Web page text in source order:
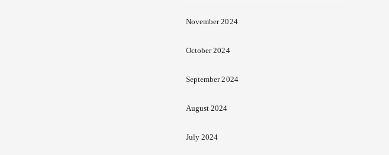
November 2024
October 2024
September 2024
August 2024
July 2024